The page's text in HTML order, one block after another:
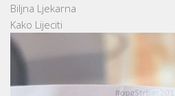
Biljna Ljekarna
Kako Lijeciti